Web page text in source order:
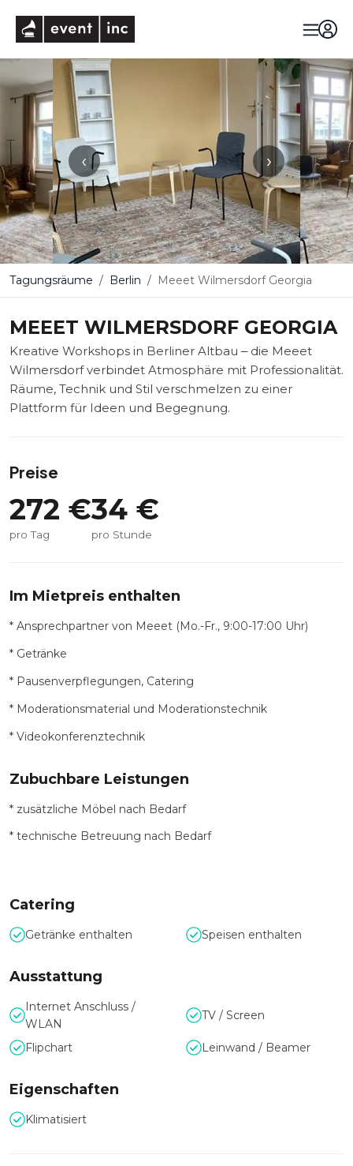
‹ ›
Tagungsräume Berlin Meeet Wilmersdorf Georgia
MEEET WILMERSDORF GEORGIA
Kreative Workshops in Berliner Altbau ‒ die Meeet
Wilmersdorf verbindet Atmosphäre mit Professionalität.
Räume, Technik und Stil verschmelzen zu einer
Plattform für Ideen und Begegnung.
Preise
272 €
pro Tag
34 €
pro Stunde
Im Mietpreis enthalten
* Ansprechpartner von Meeet (Mo.-Fr., 9:00-17:00 Uhr)
* Getränke
* Pausenverpflegungen, Catering
* Moderationsmaterial und Moderationstechnik
* Videokonferenztechnik
Zubuchbare Leistungen
* zusätzliche Möbel nach Bedarf
* technische Betreuung nach Bedarf
Catering
Getränke enthalten Speisen enthalten
Ausstattung
Internet Anschluss /
WLAN
TV / Screen
Flipchart Leinwand / Beamer
Eigenschaften
Klimatisiert